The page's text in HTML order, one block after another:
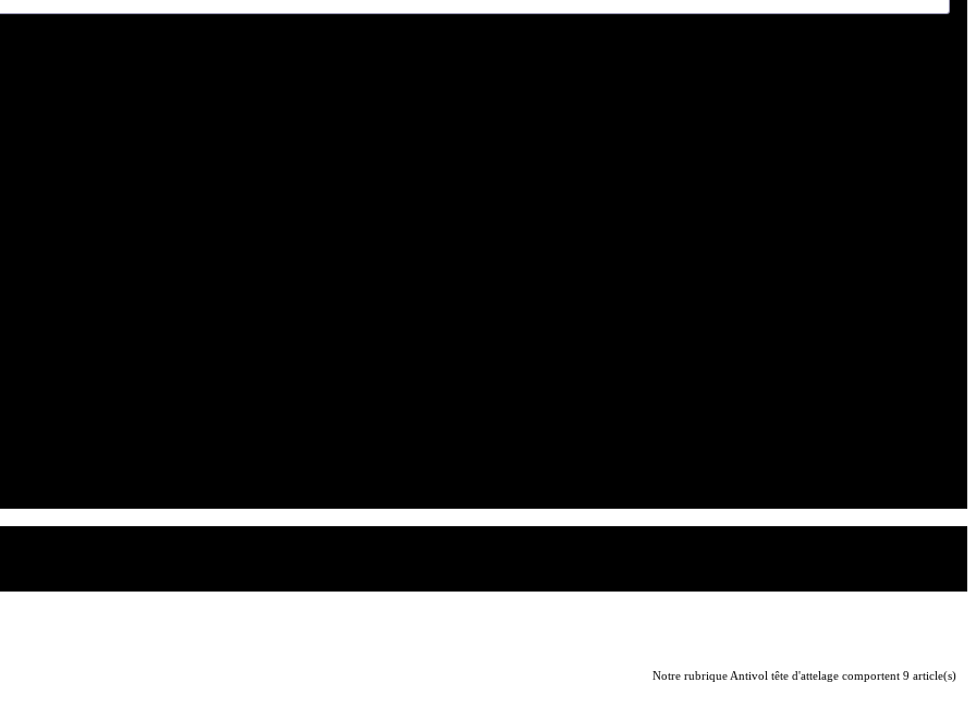
Notre rubrique Antivol tête d'attelage comportent 9 article(s)